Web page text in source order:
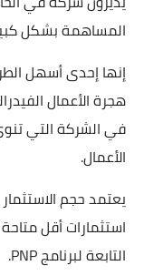
المساهمة بشكل
إنها إحدى أسهل
هجرة الأعمال
في الشركة التي
الأعمال.
يعتمد حجم
استثمارات أقل
التابعة لبرنامج PNP.